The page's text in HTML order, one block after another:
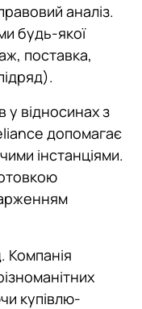
аналіз.
будь-якої
поставка,
у відносинах з
допомагає
інстанціями.
Компанія
купівлю-